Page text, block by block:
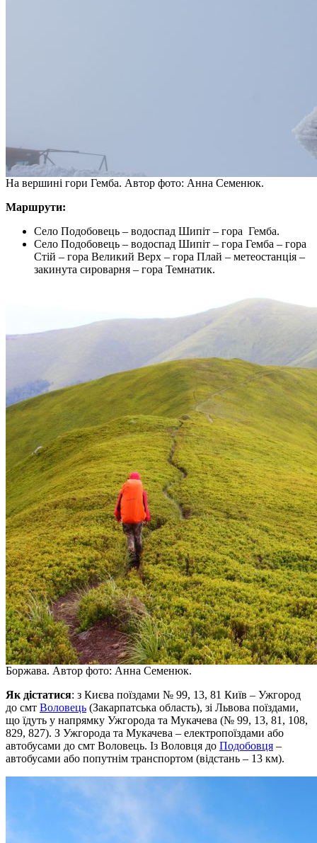
На вершині гори Гемба. Автор фото: Анна Семенюк.
Маршрути:
Село Подобовець – водоспад Шипіт – гора Гемба.
Село Подобовець – водоспад Шипіт – гора Гемба – гора
Стій – гора Великий Верх – гора Плай – метеостанція –
закинута сироварня – гора Темнатик.
Боржава. Автор фото: Анна Семенюк.
Як дістатися: з Києва поїздами № 99, 13, 81 Київ – Ужгород
до смт Воловець (Закарпатська область), зі Львова поїздами,
що їдуть у напрямку Ужгорода та Мукачева (№ 99, 13, 81, 108,
829, 827). З Ужгорода та Мукачева – електропоїздами або
автобусами до смт Воловець. Із Воловця до Подобовця –
автобусами або попутнім транспортом (відстань – 13 км).